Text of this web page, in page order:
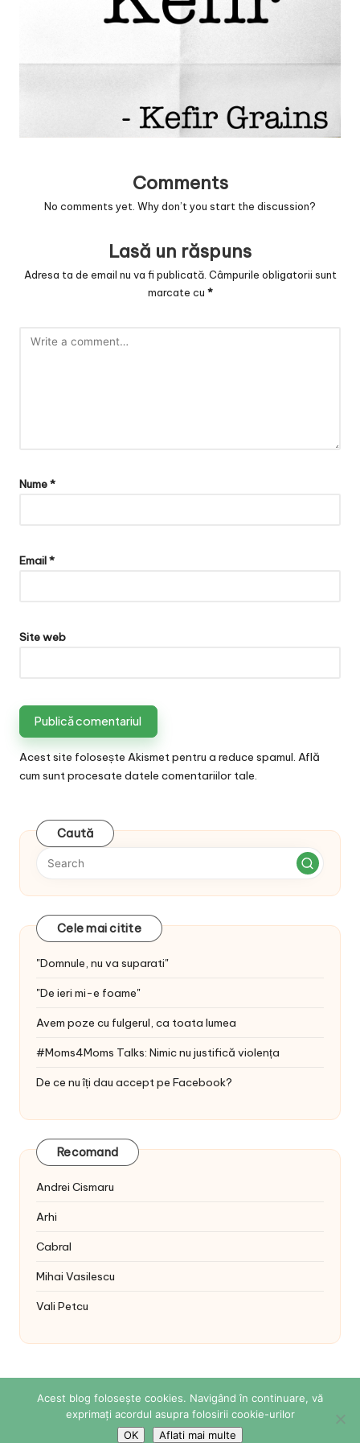
c
Comments
No comments yet. Why don’t you start the discussion?
Lasă un răspuns
Adresa ta de email nu va fi publicată. Câmpurile obligatorii sunt
marcate cu *
Nume*
Email*
Site web
Acest site folosește Akismet pentru a reduce spamul. Află
cum sunt procesate datele comentariilor tale.
Caută
Cele mai citite
"Domnule, nu va suparati"
"De ieri mi-e foame"
Avem poze cu fulgerul, ca toata lumea
#Moms4Moms Talks: Nimic nu justifică violența
De ce nu îți dau accept pe Facebook?
Recomand
Andrei Cismaru
Arhi
Cabral
Mihai Vasilescu
Vali Petcu
Copyright 2026 — Sabina Cornovac Online. All rights
reserved. Bloglo WordPress Theme
Acest blog folosește cookies. Navigând în continuare, vă
exprimați acordul asupra folosirii cookie-urilor
OK
Aflati mai multe